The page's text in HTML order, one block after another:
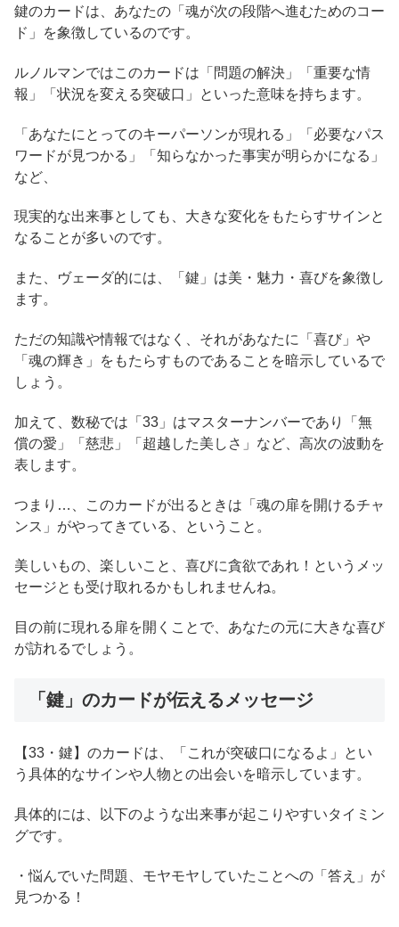
鍵のカードは、あなたの「魂が次の段階へ進むためのコー
ド」を象徴しているのです。
ルノルマンではこのカードは「問題の解決」「重要な情
報」「状況を変える突破口」といった意味を持ちます。
「あなたにとってのキーパーソンが現れる」「必要なパス
ワードが見つかる」「知らなかった事実が明らかになる」
など、
現実的な出来事としても、大きな変化をもたらすサインと
なることが多いのです。
また、ヴェーダ的には、「鍵」は美・魅力・喜びを象徴し
ます。
ただの知識や情報ではなく、それがあなたに「喜び」や
「魂の輝き」をもたらすものであることを暗示しているで
しょう。
加えて、数秘では「33」はマスターナンバーであり「無
償の愛」「慈悲」「超越した美しさ」など、高次の波動を
表します。
つまり…、このカードが出るときは「魂の扉を開けるチャ
ンス」がやってきている、ということ。
美しいもの、楽しいこと、喜びに貪欲であれ！というメッ
セージとも受け取れるかもしれませんね。
目の前に現れる扉を開くことで、あなたの元に大きな喜び
が訪れるでしょう。
「鍵」のカードが伝えるメッセージ
【33・鍵】のカードは、「これが突破口になるよ」とい
う具体的なサインや人物との出会いを暗示しています。
具体的には、以下のような出来事が起こりやすいタイミン
グです。
・悩んでいた問題、モヤモヤしていたことへの「答え」が
見つかる！